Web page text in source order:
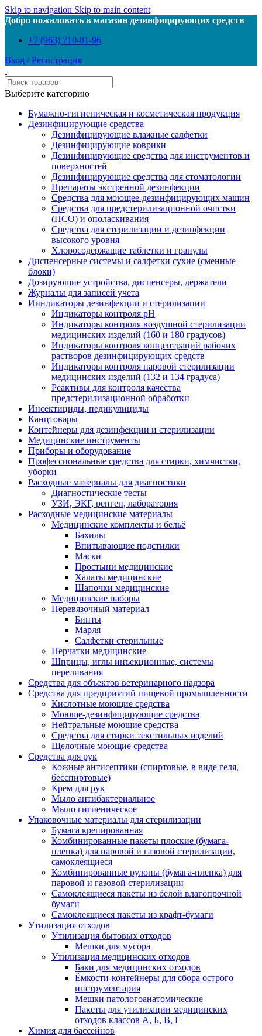
Skip to navigation Skip to main content
Добро пожаловать в магазин дезинфицирующих средств
+7 (963) 710-81-96
Вход / Регистрация
Выберите категорию
Бумажно-гигиеническая и косметическая продукция
Дезинфицирующие средства
Дезинфицирующие влажные салфетки
Дезинфицирующие коврики
Дезинфицирующие средства для инструментов и
поверхностей
Дезинфицирующие средства для стоматологии
Препараты экстренной дезинфекции
Средства для моющее-дезинфицирующих машин
Средства для предстерилизационной очистки
(ПСО) и ополаскивания
Средства для стерилизации и дезинфекции
высокого уровня
Хлоросодержащие таблетки и гранулы
Диспенсерные системы и салфетки сухие (сменные
блоки)
Дозирующие устройства, диспенсеры, держатели
Журналы для записей учета
Ииндикаторы дезинфекции и стерилизации
Индикаторы контроля pH
Индикаторы контроля воздушной стерилизации
медицинских изделий (160 и 180 градусов)
Индикаторы контроля концентраций рабочих
растворов дезинфицирующих средств
Индикаторы контроля паровой стерилизации
медицинских изделий (132 и 134 градуса)
Реактивы для контроля качества
предстерилизационной обработки
Инсектициды, педикулициды
Канцтовары
Контейнеры для дезинфекции и стерилизации
Медицинские инструменты
Приборы и оборудование
Профессиональные средства для стирки, химчистки,
уборки
Расходные материалы для диагностики
Диагностические тесты
УЗИ, ЭКГ, ренген, лаборатория
Расходные медицинские материалы
Медицинские комплекты и бельё
Бахилы
Впитывающие подстилки
Маски
Простыни медицинские
Халаты медицинские
Шапочки медицинские
Медицинские наборы
Перевязочный материал
Бинты
Марля
Салфетки стерильные
Перчатки медицинские
Шприцы, иглы инъекционные, системы
переливания
Средства для объектов ветеринарного надзора
Средства для предприятий пищевой промышленности
Кислотные моющие средства
Моюще-дезинфицирующие средства
Нейтральные моющие средства
Средства для стирки текстильных изделий
Щелочные моющие средства
Средства для рук
Кожные антисептики (спиртовые, в виде геля,
бесспиртовые)
Крем для рук
Мыло антибактериальное
Мыло гигиеническое
Упаковочные материалы для стерилизации
Бумага крепированная
Комбинированные пакеты плоские (бумага-
пленка) для паровой и газовой стерилизации,
самоклеящиеся
Комбинированные рулоны (бумага-пленка) для
паровой и газовой стерилизации
Самоклеящиеся пакеты из белой влагопрочной
бумаги
Самоклеящиеся пакеты из крафт-бумаги
Утилизация отходов
Утилизация бытовых отходов
Мешки для мусора
Утилизация медицинских отходов
Баки для медицинских отходов
Ёмкости-контейнеры для сбора острого
инструментария
Мешки патологоанатомические
Пакеты для утилизации медицинских
отходов классов А, Б, В, Г
Химия для бассейнов